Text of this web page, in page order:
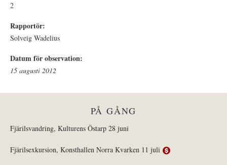
2
Rapportör:
Solveig Wadelius
Datum för observation:
15 augusti 2012
PÅ GÅNG
Fjärilsvandring, Kulturens Östarp 28 juni
Fjärilsexkursion, Konsthallen Norra Kvarken 11 juli